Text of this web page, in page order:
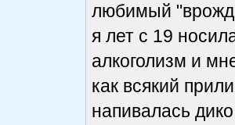
любимый
я лет с 19
алкоголизм и
как всякий
напивалась